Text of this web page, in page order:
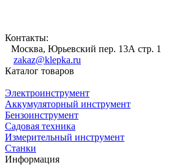
Контакты:
Москва, Юрьевский пер. 13А стр. 1
zakaz@klepka.ru
Каталог товаров
Электроинструмент
Аккумуляторный инструмент
Бензоинструмент
Садовая техника
Измерительный инструмент
Станки
Информация